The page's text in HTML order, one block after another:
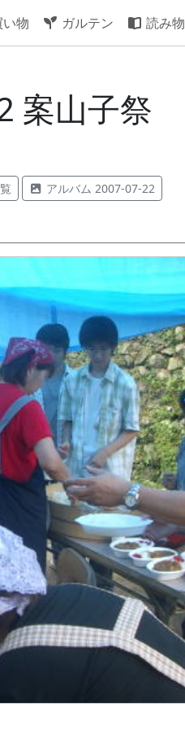
い物 ガルテン 読み物
案山子祭
アルバム 2007-07-22